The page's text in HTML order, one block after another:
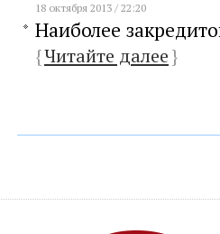
18 октября 2013 / 22:20
Наиболее
{Читайте далее}